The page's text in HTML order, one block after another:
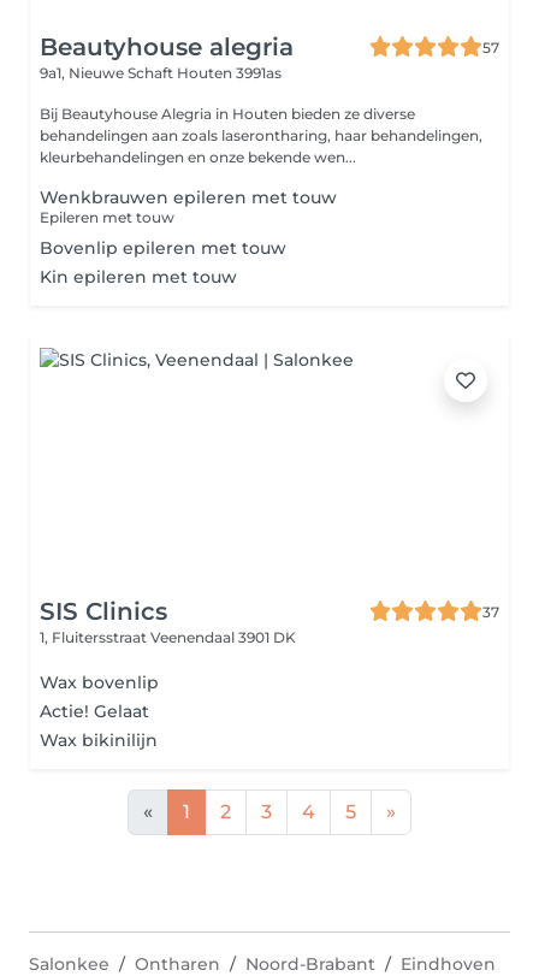
Beautyhouse alegria
57
9a1, Nieuwe Schaft Houten 3991as
Bij Beautyhouse Alegria in Houten bieden ze diverse
behandelingen aan zoals laserontharing, haar behandelingen,
kleurbehandelingen en onze bekende wen...
Wenkbrauwen epileren met touw
Epileren met touw
Bovenlip epileren met touw
Kin epileren met touw
SIS Clinics
37
1, Fluitersstraat Veenendaal 3901 DK
Wax bovenlip
Actie! Gelaat
Wax bikinilijn
« 1 2 3 4 5 »
Salonkee Ontharen Noord-Brabant Eindhoven